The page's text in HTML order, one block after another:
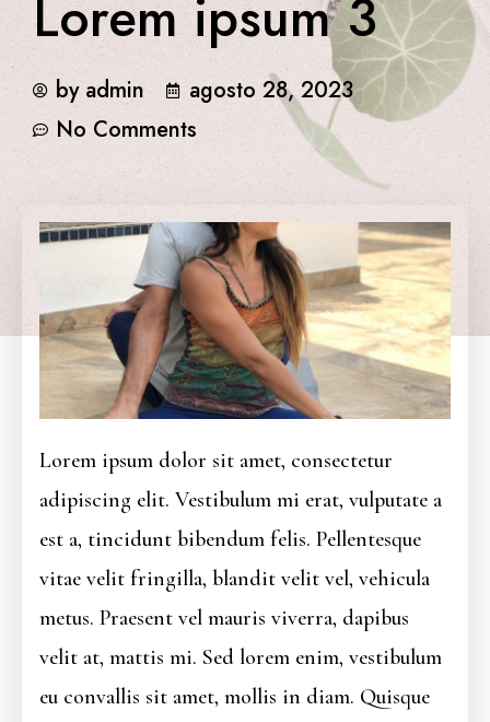
Lorem ipsum 3
byadmin
agosto 28, 2023
No Comments
Lorem ipsum dolor sit amet, consectetur
adipiscing elit. Vestibulum mi erat, vulputate a
est a, tincidunt bibendum felis. Pellentesque
vitae velit fringilla, blandit velit vel, vehicula
metus. Praesent vel mauris viverra, dapibus
velit at, mattis mi. Sed lorem enim, vestibulum
eu convallis sit amet, mollis in diam. Quisque